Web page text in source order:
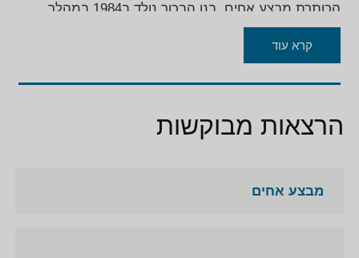
הכותרת מבצע אחים. בנו הבכור נולד ב1984 במהלך
המבצע. הרב שלום שרון- הילד זאודה, שניצל בתקרת
קרא עוד
הרצאות מבוקשות
מבצע אחים